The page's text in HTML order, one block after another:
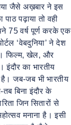
जैसे अख़बार ने इस
पाठ पढ़ाया तो वही
75 वर्ष पूर्ण करके एक
‘वेबदुनिया’ ने देश
फिल्म, खेल, और
इंदौर का भारतीय
है। जब-जब भी भारतीय
तब बिना इंदौर के
जिन सितारों से
मनाना है। इसी